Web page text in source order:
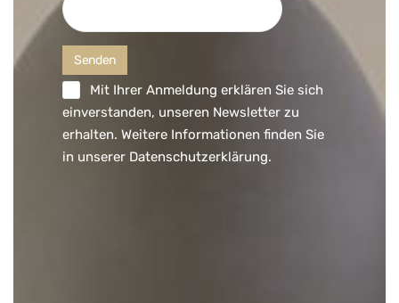
Mit Ihrer Anmeldung erklären Sie sich
einverstanden, unseren Newsletter zu
erhalten. Weitere Informationen finden Sie
in unserer Datenschutzerklärung.